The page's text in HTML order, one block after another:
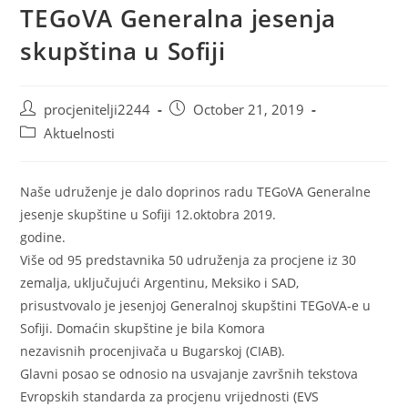
TEGoVA Generalna jesenja
skupština u Sofiji
Post
author:
procjenitelji2244
PostOctober 21, 2019
PostAktuelnosti
Naše udruženje je dalo doprinos radu TEGoVA Generalne
jesenje skupštine u Sofiji 12.oktobra 2019.
godine.
Više od 95 predstavnika 50 udruženja za procjene iz 30
zemalja, uključujući Argentinu, Meksiko i SAD,
prisustvovalo je jesenjoj Generalnoj skupštini TEGoVA-e u
Sofiji. Domaćin skupštine je bila Komora
nezavisnih procenjivača u Bugarskoj (CIAB).
Glavni posao se odnosio na usvajanje završnih tekstova
Evropskih standarda za procjenu vrijednosti (EVS